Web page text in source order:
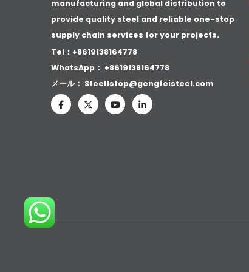
manufacturing and global distribution to
provide quality steel and reliable one-stop
supply chain services for your projects.
Tel：+8619138164778
WhatsApp： +8619138164778
メール： Steel1stop@gengfeisteel.com